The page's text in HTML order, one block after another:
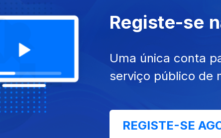
Registe-se
Uma única conta
serviço público de
REGISTE-SE